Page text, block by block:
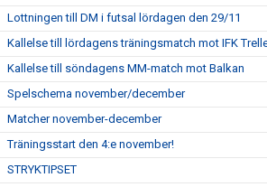
Lottningen till DM i futsal lördagen den 29/11
Kallelse till lördagens träningsmatch mot IFK
Kallelse till söndagens MM-match mot Balkan
Spelschema november/december
Matcher november-december
Träningsstart den 4:e november!
STRYKTIPSET